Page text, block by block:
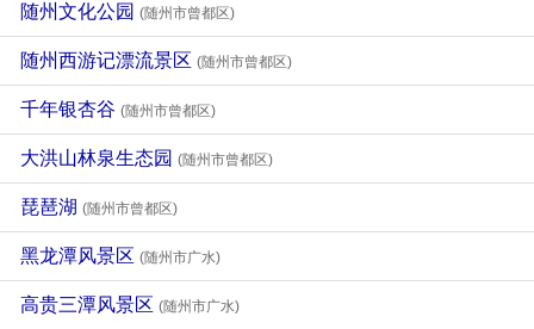
随州文化公园 (随州市曾都区)
随州西游记漂流景区 (随州市曾都区)
千年银杏谷 (随州市曾都区)
大洪山林泉生态园 (随州市曾都区)
琵琶湖 (随州市曾都区)
黑龙潭风景区 (随州市广水)
高贵三潭风景区 (随州市广水)